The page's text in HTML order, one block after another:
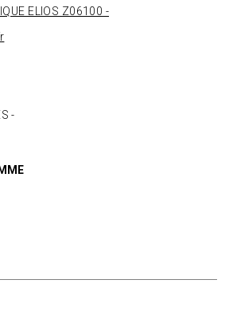
ELIOS Z06100 -
-